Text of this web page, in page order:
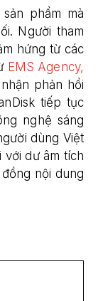
phẩm mà
Người tham
hứng từ các
EMS Agency,
phản hồi
tiếp tục
nghệ sáng
dùng Việt
với dư âm tích
nội dung